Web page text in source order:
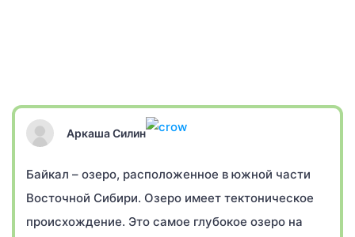
Аркаша Силин
Байкал – озеро, расположенное в южной части
Восточной Сибири. Озеро имеет тектоническое
происхождение. Это самое глубокое озеро на